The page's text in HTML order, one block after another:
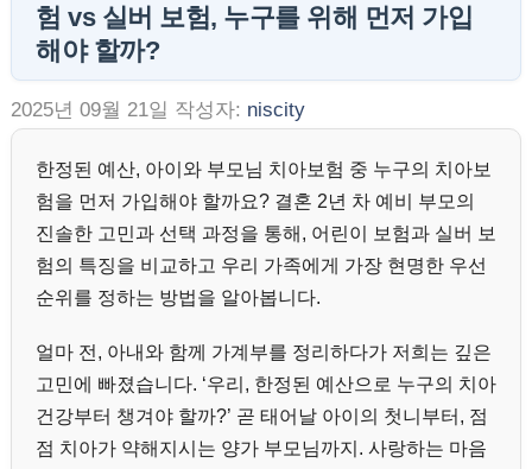
험 vs 실버 보험, 누구를 위해 먼저 가입
해야 할까?
2025년 09월 21일 작성자: niscity
한정된 예산, 아이와 부모님 치아보험 중 누구의 치아보
험을 먼저 가입해야 할까요? 결혼 2년 차 예비 부모의
진솔한 고민과 선택 과정을 통해, 어린이 보험과 실버 보
험의 특징을 비교하고 우리 가족에게 가장 현명한 우선
순위를 정하는 방법을 알아봅니다.
얼마 전, 아내와 함께 가계부를 정리하다가 저희는 깊은
고민에 빠졌습니다. ‘우리, 한정된 예산으로 누구의 치아
건강부터 챙겨야 할까?’ 곧 태어날 아이의 첫니부터, 점
점 치아가 약해지시는 양가 부모님까지. 사랑하는 마음